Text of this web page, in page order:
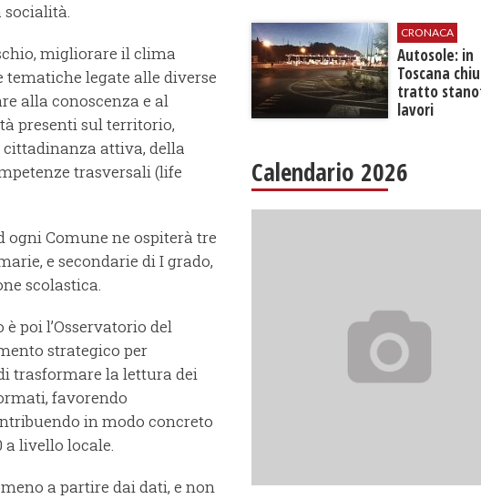
migliorare il clima
legate alle diverse
alla conoscenza e al
presenti sul territorio,
attiva, della
trasversali (life
ogni Comune ne ospiterà tre
e secondarie di I grado,
scolastica.
poi l’Osservatorio del
strategico per
trasformare la lettura dei
favorendo
in modo concreto
a livello locale.
a partire dai dati, e non
CRONACA
Autosole: in
Toscana
tratto
lavori
Calendario 2026